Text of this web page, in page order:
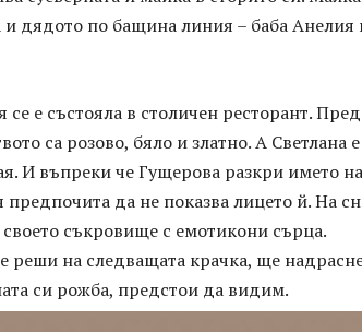
и дядото по бащина линия – баба
се е състояла в столичен ресторант.
са розово, бяло и златно. А Светлана
И въпреки че Гущерова разкри името
предпочита да не показва лицето й. На
съкровище с емотикони сърца.
реши на следващата крачка, ще
си рожба, предстои да видим.